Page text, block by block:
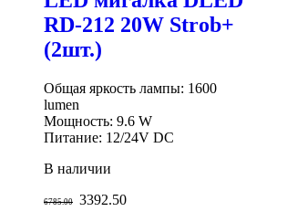
RD-212 20W Strob+
(2шт.)
Общая яркость лампы: 1600
lumen
Мощность: 9.6 W
Питание: 12/24V DC
В наличии
6785.00 3392.50